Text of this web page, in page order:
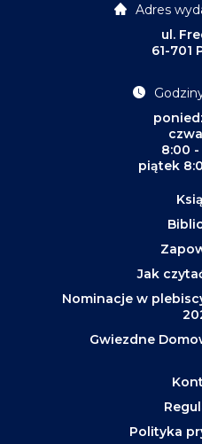
Adres
ul.
61-701
8:00 -
piątek
Jak
Nominacje w
Gwiezdne
Polityka